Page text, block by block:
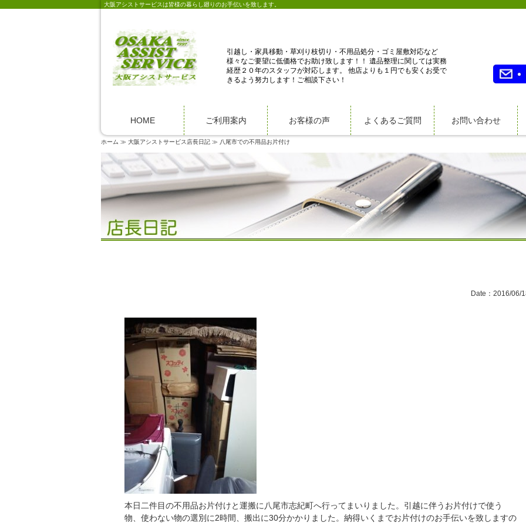
大阪アシストサービスは皆様の暮らし廻りのお手伝いを致します。
引越し・家具移動・草刈り枝切り・不用品処分・ゴミ屋敷対応など
様々なご要望に低価格でお助け致します！！ 遺品整理に関しては実務
経歴２０年のスタッフが対応します。 他店よりも１円でも安くお受で
きるよう努力します！ご相談下さい！
HOME ご利用案内 お客様の声 よくあるご質問 お問い合わせ
ホーム 大阪アシストサービス店長日記 八尾市での不用品お片付け
Date：2016/06/
本日二件目の不用品お片付けと運搬に八尾市志紀町へ行ってまいりました。引越に伴うお片付けで使う
物、使わない物の選別に2時間、搬出に30分かかりました。納得いくまでお片付けのお手伝いを致しますの